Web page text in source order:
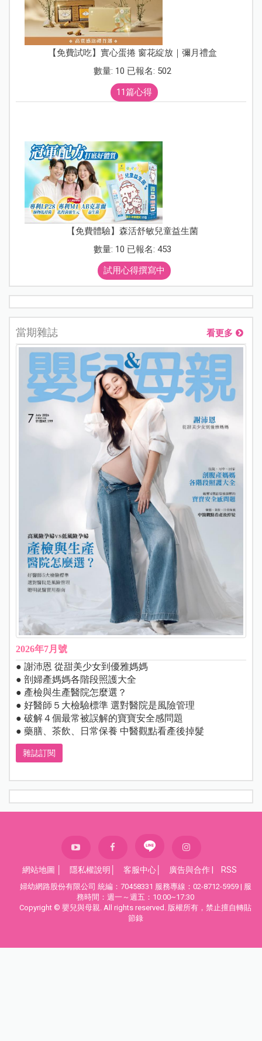
【免費試吃】實心蛋捲 窗花綻放｜彌月禮盒
數量: 10 已報名: 502
11篇心得
【免費體驗】森活舒敏兒童益生菌
數量: 10 已報名: 453
試用心得撰寫中
當期雜誌 看更多
2026年7月號
● 謝沛恩 從甜美少女到優雅媽媽
● 剖婦產媽媽各階段照護大全
● 產檢與生產醫院怎麼選？
● 好醫師５大檢驗標準 選對醫院是風險管理
● 破解４個最常被誤解的寶寶安全感問題
● 藥膳、茶飲、日常保養 中醫觀點看產後掉髮
雜誌訂閱
網站地圖 隱私權說明 客服中心 廣告與合作 RSS
婦幼網路股份有限公司 統編：70458331 服務專線：02-8712-5959 | 服
務時間：週一～週五：10:00~17:30
Copyright © 嬰兒與母親. All rights reserved. 版權所有，禁止擅自轉貼
節錄